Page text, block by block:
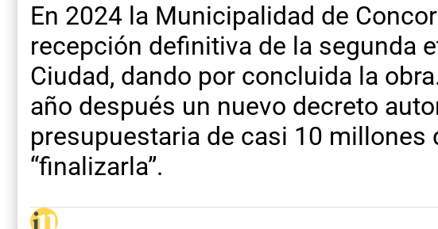
En 2024 la Municipalidad de
recepción definitiva de la segunda
Ciudad, dando por concluida la
año después un nuevo decreto
presupuestaria de casi 10 millones
“finalizarla”.